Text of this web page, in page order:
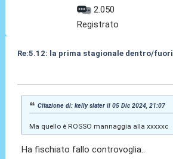
2.050
Registrato
Re:5.12: la prima stagionale dentro/fuori
Citazione di: kelly slater il 05 Dic 2024, 21:07
Ma quello è ROSSO mannaggia alla xxxxxc
Ha fischiato fallo controvoglia..